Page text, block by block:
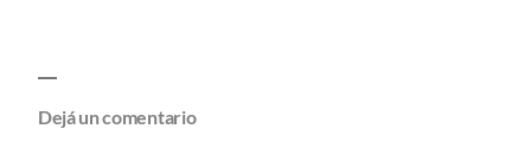
Dejá un comentario